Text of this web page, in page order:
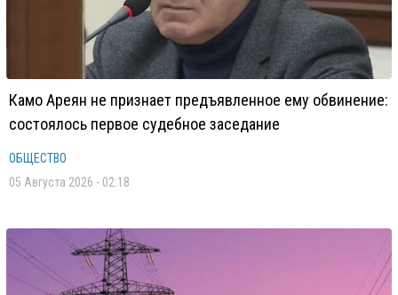
Камо Ареян не признает предъявленное ему обвинение:
состоялось первое судебное заседание
ОБЩЕСТВО
05 Августа 2026 - 02:18